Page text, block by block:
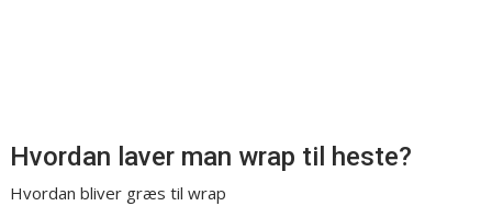
Hvordan laver man wrap til heste?
Hvordan bliver græs til wrap